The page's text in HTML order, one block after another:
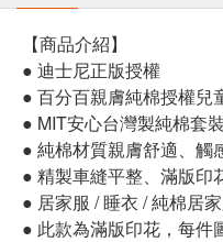
【商品介紹】
● 迪士尼正版授權
● 百分百親膚純棉授權兒
● MIT安心台灣製純棉套
● 純棉材質親膚舒適、觸
● 精製車縫平整、滿版印
● 居家服 / 睡衣 / 純棉居
● 此款為滿版印花，每件